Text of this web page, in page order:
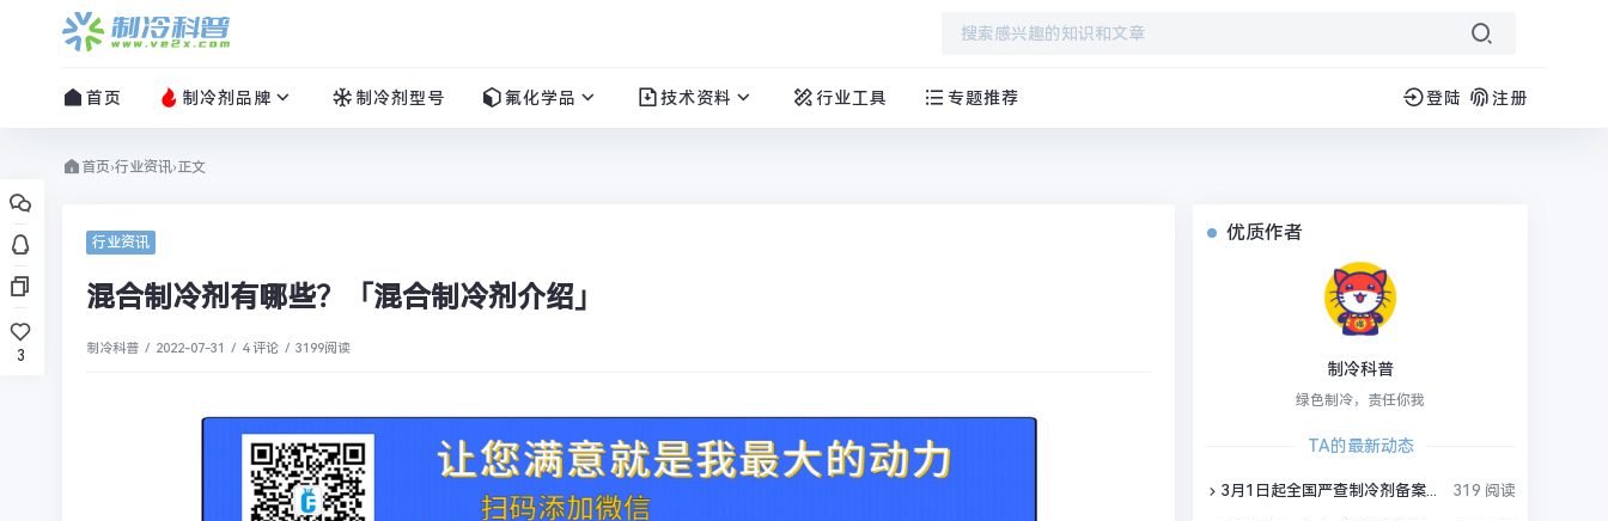
首页 制冷剂品牌 制冷剂型号 氟化学品 技术资料 行业工具 专题推荐 登陆 注册
首页›行业资讯›正文
行业资讯
混合制冷剂有哪些？「混合制冷剂介绍」
制冷科普 / 2022-07-31 / 4 评论 / 3199阅读
3
优质作者
制冷科普
绿色制冷，责任你我
TA的最新动态
3月1日起全国严查制冷剂备案，行业洗牌加速 319 阅读